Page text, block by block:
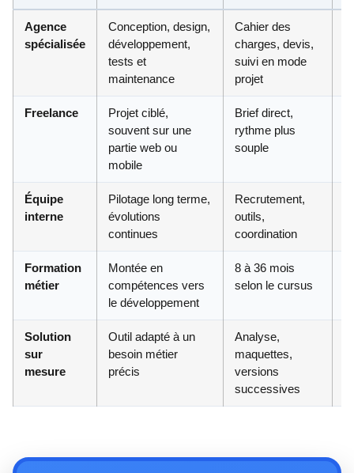
Agence
spécialisée
Conception, design,
développement,
tests et
maintenance
Cahier des
charges, devis,
suivi en mode
projet
Freelance
Projet ciblé,
souvent sur une
partie web ou
mobile
Brief direct,
rythme plus
souple
Équipe
interne
Pilotage long terme,
évolutions
continues
Recrutement,
outils,
coordination
Formation
métier
Montée en
compétences vers
le développement
8 à 36 mois
selon le cursus
Solution
sur
mesure
Outil adapté à un
besoin métier
précis
Analyse,
maquettes,
versions
successives